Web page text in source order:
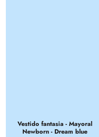
Vestido fantasia - Mayoral
Newborn - Dream blue